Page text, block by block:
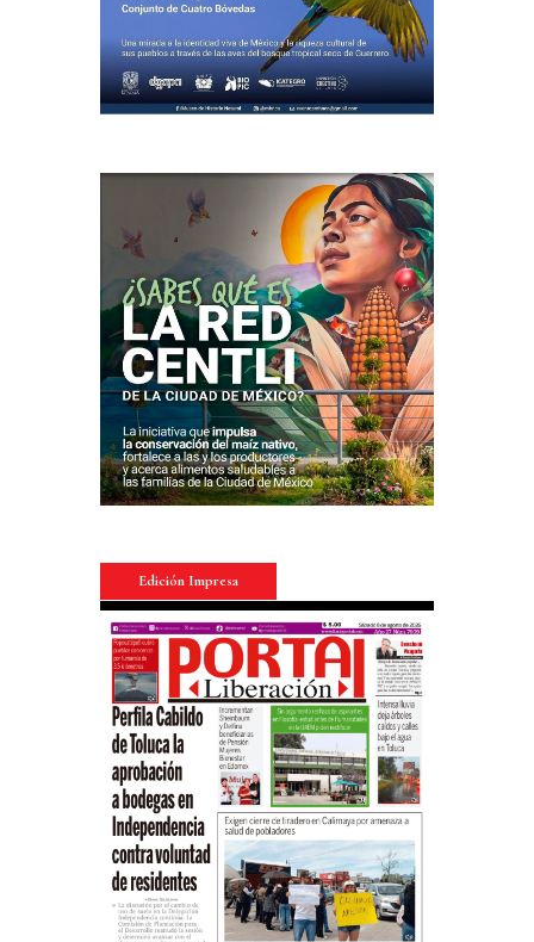
Edición Impresa